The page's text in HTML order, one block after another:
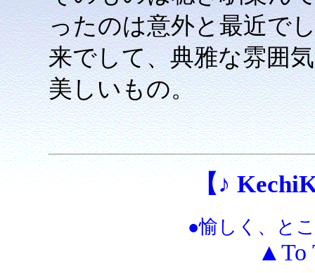
ったのは意外と最近で
来でして、典雅な雰囲
美しいもの。
【♪
●愉しく、と
▲To